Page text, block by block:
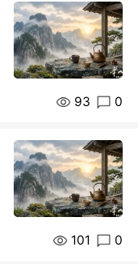
93 0
101 0